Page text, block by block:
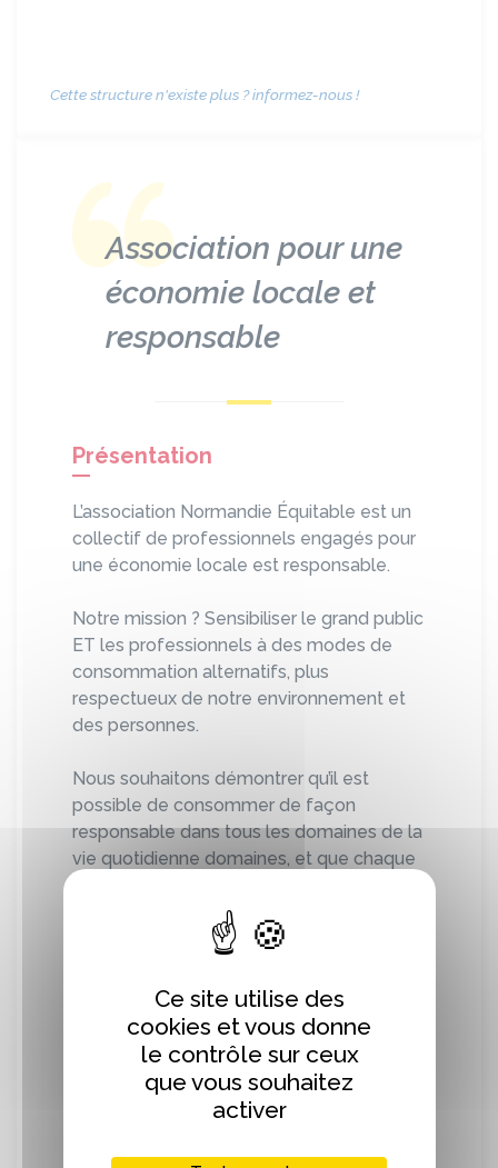
Cette structure n'existe plus ? informez-nous !
Association pour une
économie locale et
responsable
Présentation
L’association Normandie Équitable est un
collectif de professionnels engagés pour
une économie locale est responsable.
Notre mission ? Sensibiliser le grand public
ET les professionnels à des modes de
consommation alternatifs, plus
respectueux de notre environnement et
des personnes.
Nous souhaitons démontrer qu’il est
possible de consommer de façon
responsable dans tous les domaines de la
vie quotidienne domaines, et que chaque
prestataires de services peut exercer son
métier dans un souci d’équité, de
transparence.
Nos 40 adhérents partagent les valeurs
de notre charte : relocalisation de
l’économie, circuit court, partage des
richesses, prix juste, respect de
l’environnement, solidarité internationale…
Ce site utilise des
cookies et vous donne
le contrôle sur ceux
que vous souhaitez
activer